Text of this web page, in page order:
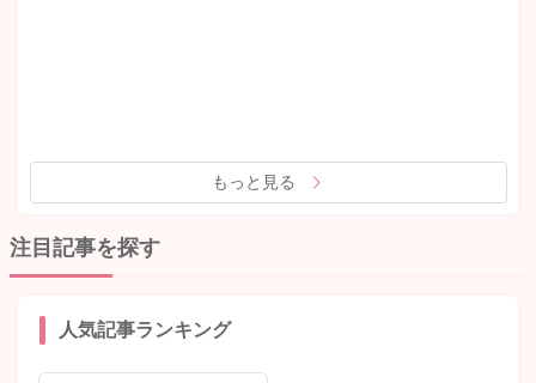
もっと見る
注目記事を探す
人気記事ランキング